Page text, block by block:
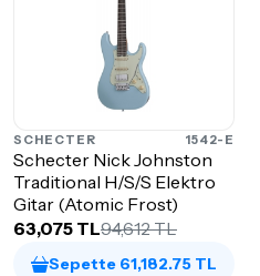
SCHECTER 1542-E
Schecter Nick Johnston
Traditional H/S/S Elektro
Gitar (Atomic Frost)
63,075 TL94,612 TL
Sepette 61,182.75 TL